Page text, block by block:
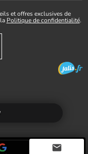
mail
et offres exclusives de
Politique de confidentialité.